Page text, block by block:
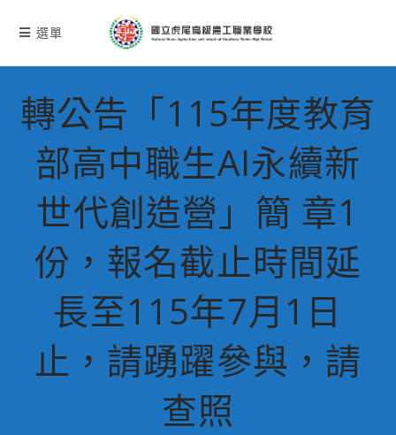
選單
轉公告「115年度教育
部高中職生AI永續新
世代創造營」簡 章1
份，報名截止時間延
長至115年7月1日
止，請踴躍參與，請
查照